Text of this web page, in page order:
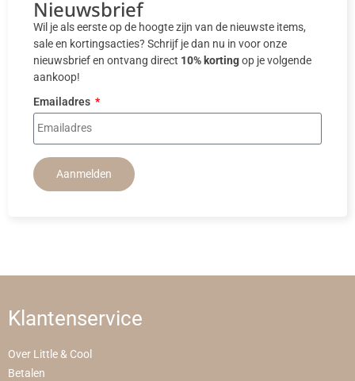
Nieuwsbrief
Wil je als eerste op de hoogte zijn van de nieuwste items,
sale en kortingsacties? Schrijf je dan nu in voor onze
nieuwsbrief en ontvang direct 10% kortingop je volgende
aankoop!
Emailadres
Aanmelden
Klantenservice
Over Little & Cool
Betalen